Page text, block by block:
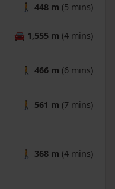
🚶 448 m (5 mins)
🚘 1,555 m (4 mins)
🚶 466 m (6 mins)
🚶 561 m (7 mins)
🚶 368 m (4 mins)